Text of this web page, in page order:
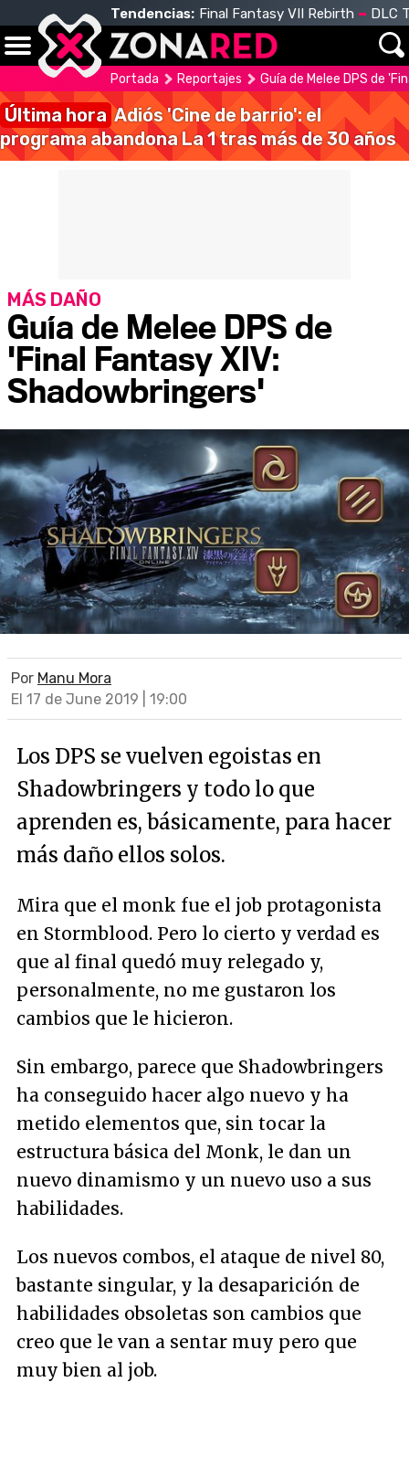
Tendencias: Final Fantasy VII Rebirth DLC
Portada Reportajes Guía de Melee DPS de
Última hora Adiós 'Cine de barrio': el
programa abandona La 1 tras más de 30 años
Guía de Melee DPS de
'Final Fantasy XIV:
Shadowbringers'
MÁS DAÑO
Por Manu Mora
El 17 de June 2019 | 19:00
Los DPS se vuelven egoistas en
Shadowbringers y todo lo que
aprenden es, básicamente, para hacer
más daño ellos solos.
Mira que el monk fue el job protagonista
en Stormblood. Pero lo cierto y verdad es
que al final quedó muy relegado y,
personalmente, no me gustaron los
cambios que le hicieron.
Sin embargo, parece que Shadowbringers
ha conseguido hacer algo nuevo y ha
metido elementos que, sin tocar la
estructura básica del Monk, le dan un
nuevo dinamismo y un nuevo uso a sus
habilidades.
Los nuevos combos, el ataque de nivel 80,
bastante singular, y la desaparición de
habilidades obsoletas son cambios que
creo que le van a sentar muy pero que
muy bien al job.